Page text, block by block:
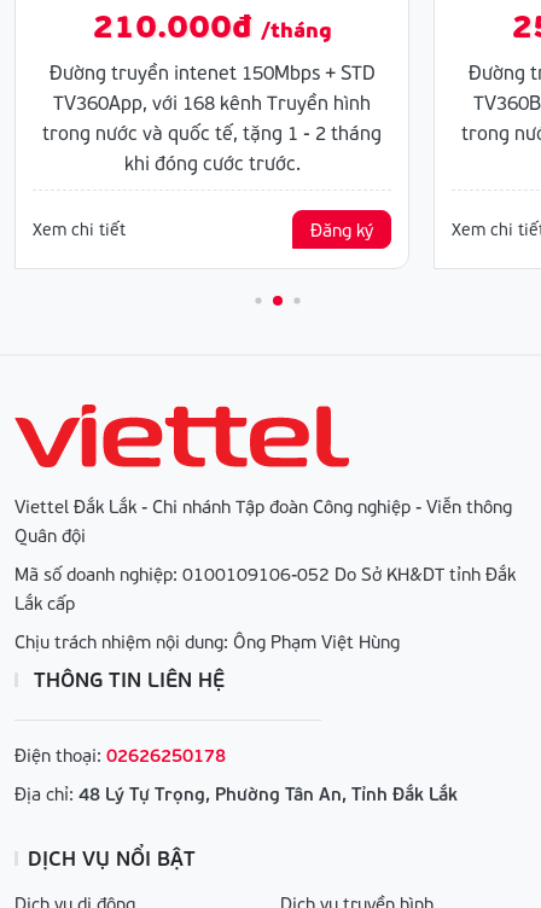
210.000đ /tháng
Đường truyền intenet 150Mbps + STD
TV360App, với 168 kênh Truyền hình
trong nước và quốc tế, tặng 1 - 2 tháng
khi đóng cước trước.
Xem chi tiết Đăng ký
Đường
trong
Xem chi
Viettel Đắk Lắk - Chi nhánh Tập đoàn Công nghiệp - Viễn thông
Quân đội
Mã số doanh nghiệp: 0100109106-052 Do Sở KH&DT tỉnh Đắk
Lắk cấp
Chịu trách nhiệm nội dung: Ông Phạm Việt Hùng
THÔNG TIN LIÊN HỆ
Điện thoại: 02626250178
Địa chỉ: 48 Lý Tự Trọng, Phường Tân An, Tỉnh Đắk Lắk
DỊCH VỤ NỔI BẬT